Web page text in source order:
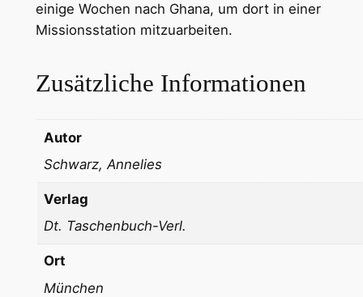
einige Wochen nach Ghana, um dort in einer
Missionsstation mitzuarbeiten.
Zusätzliche Informationen
Autor
Schwarz, Annelies
Verlag
Dt. Taschenbuch-Verl.
Ort
München